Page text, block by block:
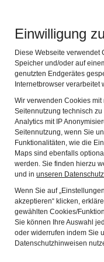
Einwilligung
Diese Webseite verwendet
Speicher und/oder auf
genutzten Endgerätes
Internetbrowser verarbeitet
Wir verwenden Cookies
Seitennutzung technisch
Analytics mit IP
Seitennutzung, wenn Sie
Funktionalitäten, wie die
Maps sind ebenfalls
werden. Sie finden hierzu
und in unseren
Wenn Sie auf
akzeptieren“ klicken,
gewählten Cookies/
Sie können Ihre Auswahl
oder widerrufen indem Sie
Datenschutzhinweisen
Museen Schloss
Zurück
Vielleicht haben Sie
Hunger bekommen?